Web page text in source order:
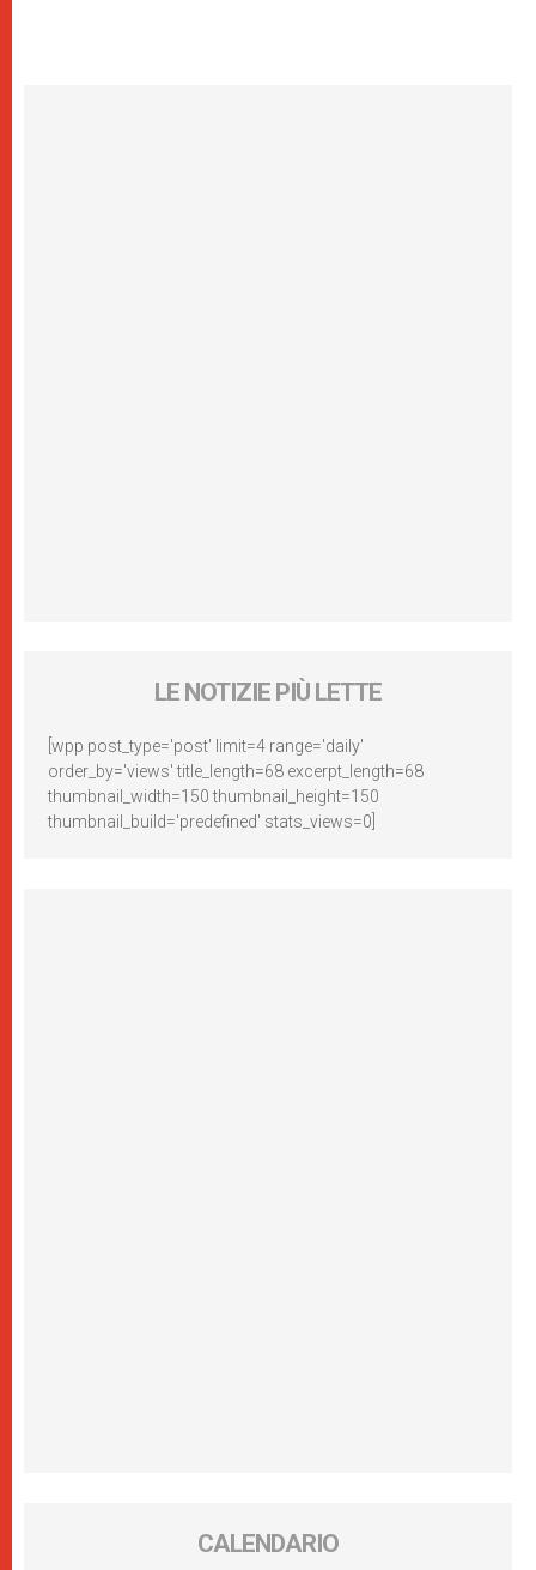
LE NOTIZIE PIÙ LETTE
[wpp post_type='post' limit=4 range='daily'
order_by='views' title_length=68 excerpt_length=68
thumbnail_width=150 thumbnail_height=150
thumbnail_build='predefined' stats_views=0]
CALENDARIO